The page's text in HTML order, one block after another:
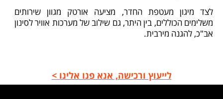
לצד מיגון מעטפת החדר, מציעה אורטק מגוון שירותים
משלימים הכוללים, בין היתר, גם שילוב של מערכות אוויר לסינון
אב"כ, להגנה מירבית.
לייעוץ ורכישה, אנא פנו אלינו >